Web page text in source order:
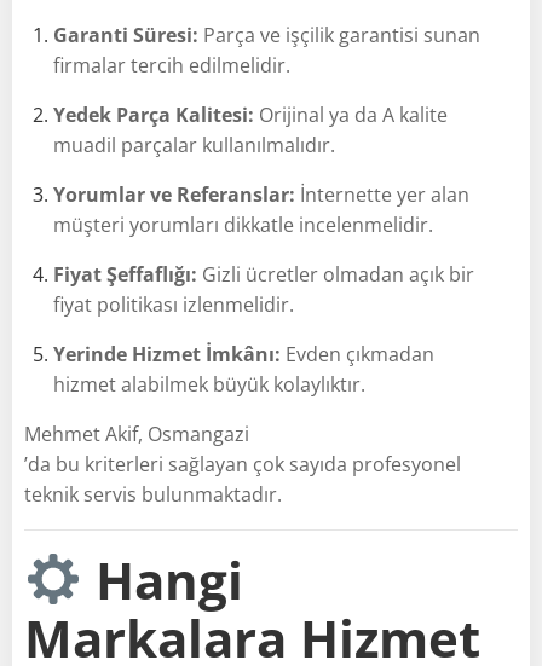
Garanti Süresi: Parça ve işçilik garantisi sunan
firmalar tercih edilmelidir.
Yedek Parça Kalitesi: Orijinal ya da A kalite
muadil parçalar kullanılmalıdır.
Yorumlar ve Referanslar: İnternette yer alan
müşteri yorumları dikkatle incelenmelidir.
Fiyat Şeffaflığı: Gizli ücretler olmadan açık bir
fiyat politikası izlenmelidir.
Yerinde Hizmet İmkânı: Evden çıkmadan
hizmet alabilmek büyük kolaylıktır.
Mehmet Akif, Osmangazi
’da bu kriterleri sağlayan çok sayıda profesyonel
teknik servis bulunmaktadır.
Hangi
Markalara Hizmet